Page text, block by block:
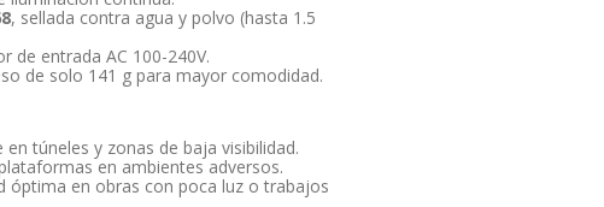
, sellada contra agua y polvo (hasta 1.5
de entrada AC 100-240V.
de solo 141 g para mayor comodidad.
túneles y zonas de baja visibilidad.
en ambientes adversos.
óptima en obras con poca luz o trabajos